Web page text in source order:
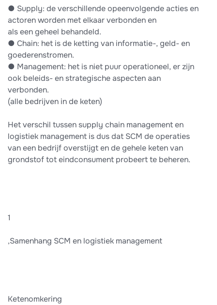
● Supply: de verschillende opeenvolgende acties en
actoren worden met elkaar verbonden en
als een geheel behandeld.
● Chain: het is de ketting van informatie-, geld- en
goederenstromen.
● Management: het is niet puur operationeel, er zijn
ook beleids- en strategische aspecten aan
verbonden.
(alle bedrijven in de keten)
Het verschil tussen supply chain management en
logistiek management is dus dat SCM de operaties
van een bedrijf overstijgt en de gehele keten van
grondstof tot eindconsument probeert te beheren.
1
,Samenhang SCM en logistiek management
Ketenomkering